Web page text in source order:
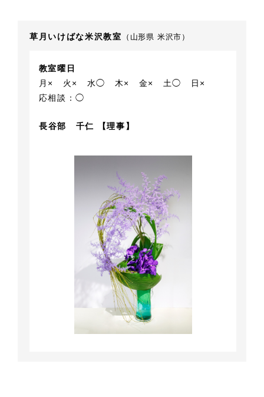
草月いけばな米沢教室 （山形県 米沢市）
教室曜日
月×
火× 水◯ 木× 金× 土◯
日×
応相談：◯
長谷部 千仁 【理事】